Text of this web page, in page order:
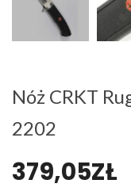
Nóż CRKT
2202
379,05ZŁ